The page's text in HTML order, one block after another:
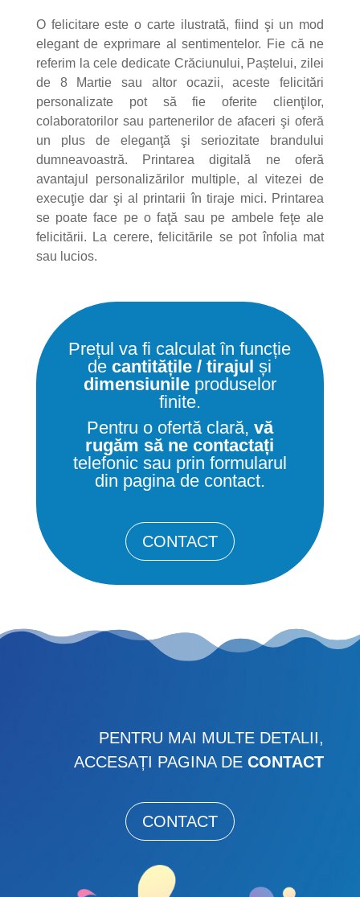
O felicitare este o carte ilustrată, fiind şi un mod
elegant de exprimare al sentimentelor. Fie că ne
referim la cele dedicate Crăciunului, Paștelui, zilei
de 8 Martie sau altor ocazii, aceste felicitări
personalizate pot să fie oferite clienţilor,
colaboratorilor sau partenerilor de afaceri şi oferă
un plus de eleganţă şi seriozitate brandului
dumneavoastră. Printarea digitală ne oferă
avantajul personalizărilor multiple, al vitezei de
execuţie dar şi al printarii în tiraje mici. Printarea
se poate face pe o faţă sau pe ambele feţe ale
felicitării. La cerere, felicitările se pot înfolia mat
sau lucios.
Prețul va fi calculat în funcție
decantitățile / tirajul și
dimensiunileproduselor
finite.
Pentru o ofertă clară, vă
rugăm să ne contactați
telefonic sau prin formularul
din pagina de contact.
CONTACT
PENTRU MAI MULTE DETALII,
ACCESAȚI PAGINA DECONTACT
CONTACT